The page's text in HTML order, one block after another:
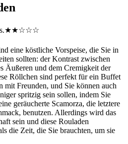
★★☆☆☆
eine köstliche Vorspeise, die Sie in
sollten: der Kontrast zwischen
Äußeren und dem Cremigkeit der
Röllchen sind perfekt für ein Buffet
mit Freunden, und Sie können auch
spritzig sein sollen, indem Sie
geräucherte Scamorza, die letztere
benutzen. Allerdings wird das
sein und diese Rouladen
die Zeit, die Sie brauchten, um sie